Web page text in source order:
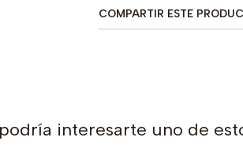
COMPARTIR ESTE
interesarte uno de